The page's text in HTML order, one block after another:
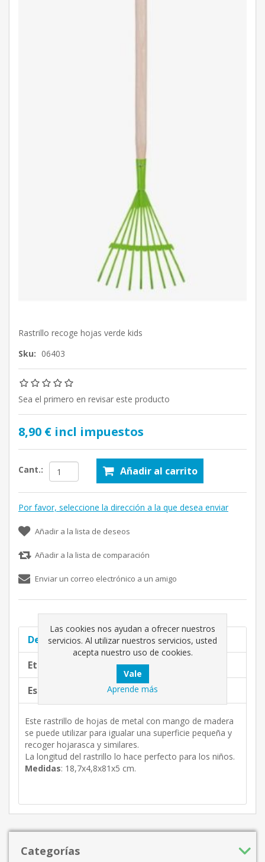
Rastrillo recoge hojas verde kids
Sku: 06403
Sea el primero en revisar este producto
8,90 € incl impuestos
Cant.: Añadir al carrito
Por favor, seleccione la dirección a la que desea enviar
Añadir a la lista de deseos
Añadir a la lista de comparación
Enviar un correo electrónico a un amigo
Descripción completa
Etiquetas de producto
Especificaciones de productos
Este rastrillo de hojas de metal con mango de madera
se puede utilizar para igualar una superficie pequeña y
recoger hojarasca y similares.
La longitud del rastrillo lo hace perfecto para los niños.
Medidas: 18,7x4,8x81x5 cm.
Categorías
Las cookies nos ayudan a ofrecer nuestros
servicios. Al utilizar nuestros servicios, usted
acepta nuestro uso de cookies.
Aprende más